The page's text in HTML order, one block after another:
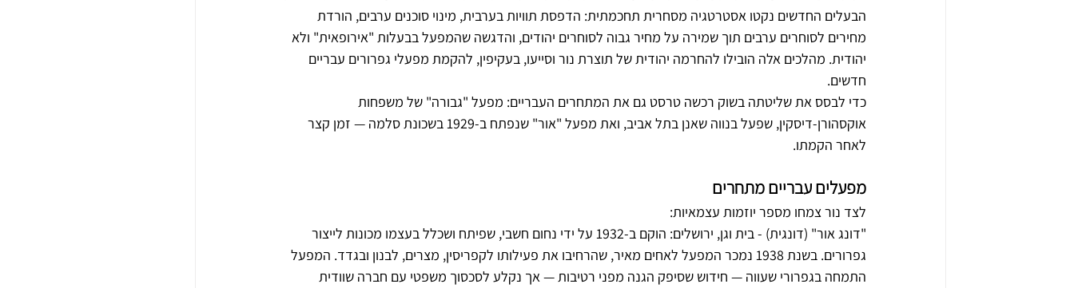
הבעלים החדשים נקטו אסטרטגיה מסחרית תחכמתית: הדפסת תוויות בערבית, מינוי סוכנים ערבים, הורדת
מחירים לסוחרים ערבים תוך שמירה על מחיר גבוה לסוחרים יהודים, והדגשה שהמפעל בבעלות "אירופאית" ולא
יהודית. מהלכים אלה הובילו להחרמה יהודית של תוצרת נור וסייעו, בעקיפין, להקמת מפעלי גפרורים עבריים
חדשים.
כדי לבסס את שליטתה בשוק רכשה טרסט גם את המתחרים העבריים: מפעל "גבורה" של משפחות
אוקסהורן-דיסקין, שפעל בנווה שאנן בתל אביב, ואת מפעל "אור" שנפתח ב-1929 בשכונת סלמה — זמן קצר
לאחר הקמתו.
מפעלים עבריים מתחרים
לצד נור צמחו מספר יוזמות עצמאיות:
"דונג אור" (דונגית) - בית וגן, ירושלים: הוקם ב-1932 על ידי נחום חשבי, שפיתח ושכלל בעצמו מכונות לייצור
גפרורים. בשנת 1938 נמכר המפעל לאחים מאיר, שהרחיבו את פעילותו לקפריסין, מצרים, לבנון ובגדד. המפעל
התמחה בגפרורי שעווה — חידוש שסיפק הגנה מפני רטיבות — אך נקלע לסכסוך משפטי עם חברה שוודית